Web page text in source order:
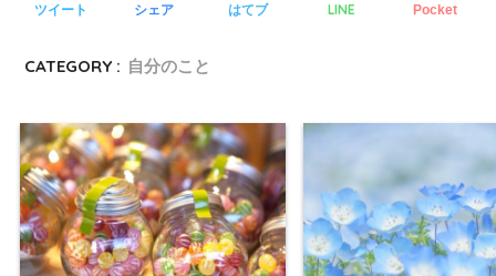
ツイート シェア はてブ LINE Pocket
CATEGORY : 自分のこと